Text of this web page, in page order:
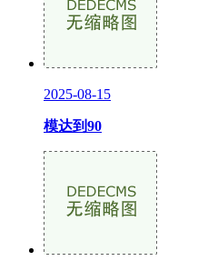
2025-08-15
模达到90